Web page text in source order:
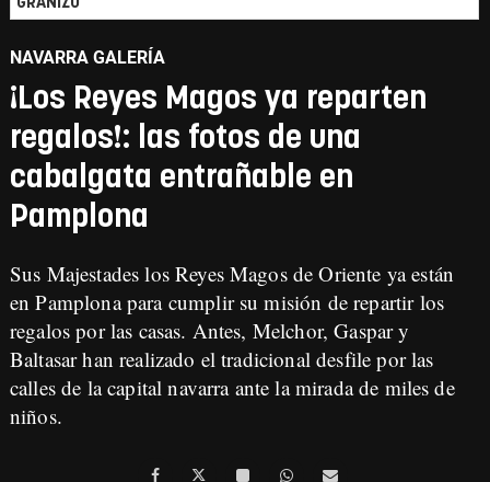
NAVARRA GALERÍA
¡Los Reyes Magos ya reparten
regalos!: las fotos de una
cabalgata entrañable en
Pamplona
Sus Majestades los Reyes Magos de Oriente ya están
en Pamplona para cumplir su misión de repartir los
regalos por las casas. Antes, Melchor, Gaspar y
Baltasar han realizado el tradicional desfile por las
calles de la capital navarra ante la mirada de miles de
niños.